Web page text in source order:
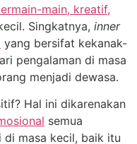
main, kreatif,
Singkatnya, inner
yang bersifat kekanak-
pengalaman di masa
menjadi dewasa.
Hal ini dikarenakan
semua
masa kecil, baik itu